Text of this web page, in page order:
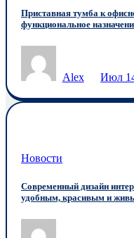
Приставная тумба к
функциональное
Alex Июл
Новости
Современный дизайн
удобным, красивым и